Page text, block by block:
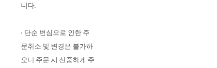
니다.
· 단순 변심으로 인한 주
문취소 및 변경은 불가하
오니 주문 시 신중하게 주